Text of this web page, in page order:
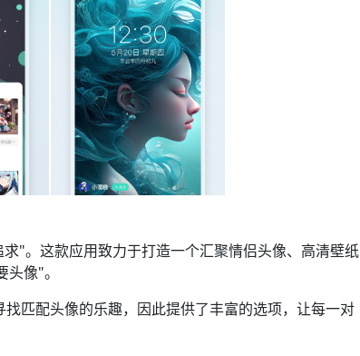
"。这款应用致力于打造一个汇聚情侣头像、高清壁纸
像"。
匹配头像的乐趣，因此提供了丰富的选项，让每一对